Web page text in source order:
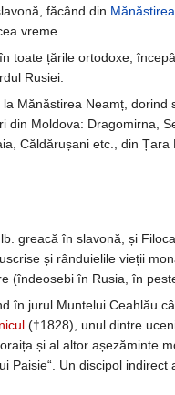
făcând din
vreme.
toate țările ortodoxe,
Rusiei.
Mănăstirea Neamț, dorind
Moldova: Dragomirna,
Căldărușani etc., din Țara
greacă în slavonă, și
și rânduielile vieții
(îndeosebi în Rusia, în
în jurul Muntelui Ceahlău
(†1828), unul dintre
și al altor așezăminte
Paisie“. Un discipol